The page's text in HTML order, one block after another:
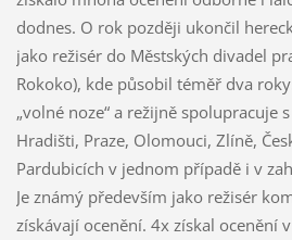
dodnes. O rok později ukončil
jako režisér do Městských divadel
Rokoko), kde působil téměř dva
„volné noze“ a režijně spolupracuje
Hradišti, Praze, Olomouci, Zlíně,
Pardubicích v jednom případě i v
Je známý především jako režisér
získávají ocenění. 4x získal ocenění